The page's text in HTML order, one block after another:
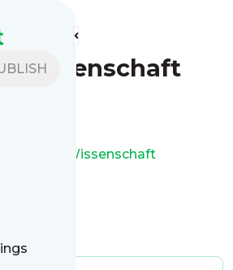
Wissenschaft
Spiegel Wissenschaft